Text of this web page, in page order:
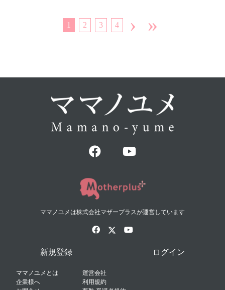
1 2 3 4 › »
ママノユメは株式会社マザープラスが運営しています
新規登録 ログイン
ママノユメとは
企業様へ
運営会社
利用規約